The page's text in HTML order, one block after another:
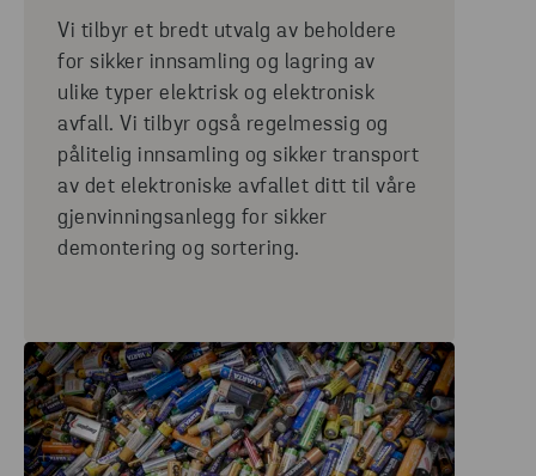
Vi tilbyr et bredt utvalg av beholdere
for sikker innsamling og lagring av
ulike typer elektrisk og elektronisk
avfall. Vi tilbyr også regelmessig og
pålitelig innsamling og sikker transport
av det elektroniske avfallet ditt til våre
gjenvinningsanlegg for sikker
demontering og sortering.